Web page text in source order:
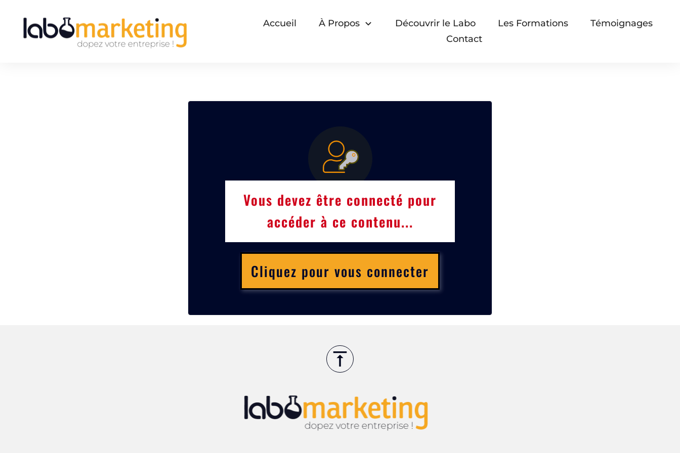
Accueil À Propos Découvrir le Labo Les Formations
Témoignages
Contact
Vous devez être connecté pour
accéder à ce contenu...
Cliquez pour vous connecter